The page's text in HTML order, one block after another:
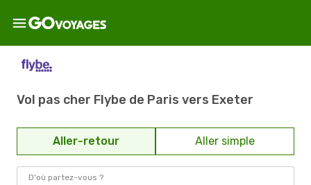
Vol pas cher Flybe de Paris vers Exeter
Aller-retour Aller simple
D'où partez-vous ?